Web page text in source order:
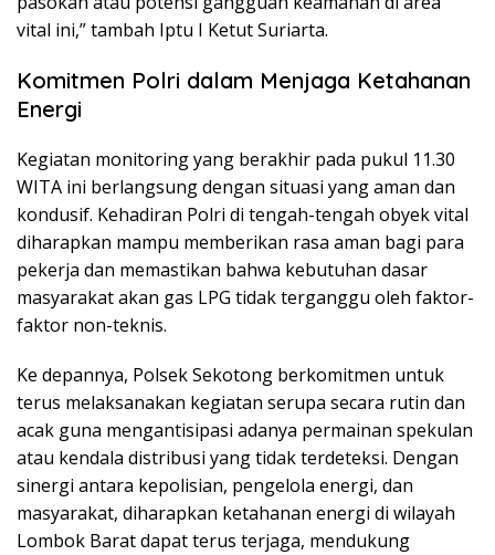
vital ini,” tambah Iptu I Ketut Suriarta.
Komitmen Polri dalam Menjaga Ketahanan
Energi
Kegiatan monitoring yang berakhir pada pukul 11.30
WITA ini berlangsung dengan situasi yang aman dan
kondusif. Kehadiran Polri di tengah-tengah obyek vital
diharapkan mampu memberikan rasa aman bagi para
pekerja dan memastikan bahwa kebutuhan dasar
masyarakat akan gas LPG tidak terganggu oleh faktor-
faktor non-teknis.
Ke depannya, Polsek Sekotong berkomitmen untuk
terus melaksanakan kegiatan serupa secara rutin dan
acak guna mengantisipasi adanya permainan spekulan
atau kendala distribusi yang tidak terdeteksi. Dengan
sinergi antara kepolisian, pengelola energi, dan
masyarakat, diharapkan ketahanan energi di wilayah
Lombok Barat dapat terus terjaga, mendukung